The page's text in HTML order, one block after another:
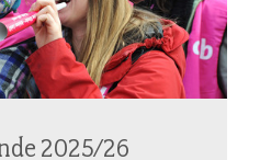
2025/26